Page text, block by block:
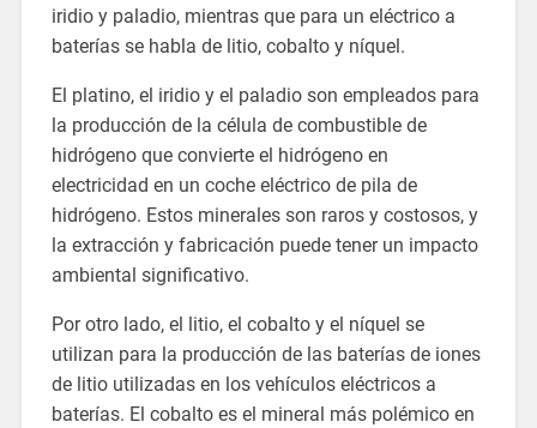
iridio y paladio, mientras que para un eléctrico a
baterías se habla de litio, cobalto y níquel.
El platino, el iridio y el paladio son empleados para
la producción de la célula de combustible de
hidrógeno que convierte el hidrógeno en
electricidad en un coche eléctrico de pila de
hidrógeno. Estos minerales son raros y costosos, y
la extracción y fabricación puede tener un impacto
ambiental significativo.
Por otro lado, el litio, el cobalto y el níquel se
utilizan para la producción de las baterías de iones
de litio utilizadas en los vehículos eléctricos a
baterías. El cobalto es el mineral más polémico en